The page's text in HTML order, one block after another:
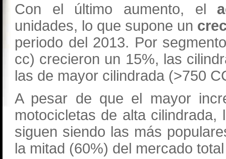
Con el último aumento, el
unidades, lo que supone un
periodo del 2013. Por
cc) crecieron un 15%, las
las de mayor cilindrada (>750
A pesar de que el mayor
motocicletas de alta
siguen siendo las más
la mitad (60%) del mercado